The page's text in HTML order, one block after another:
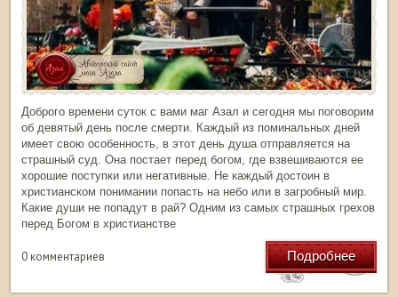
Доброго времени суток с вами маг Азал и сегодня мы поговорим
об девятый день после смерти. Каждый из поминальных дней
имеет свою особенность, в этот день душа отправляется на
страшный суд. Она постает перед богом, где взвешиваются ее
хорошие поступки или негативные. Не каждый достоин в
христианском понимании попасть на небо или в загробный мир.
Какие души не попадут в рай? Одним из самых страшных грехов
перед Богом в христианстве
0 комментариев Подробнее